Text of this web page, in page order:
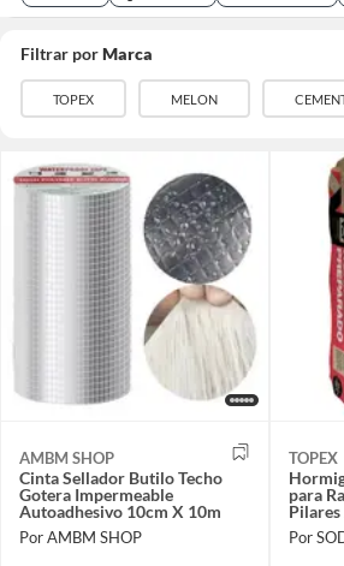
Filtrar porMarca
TOPEX MELON
AMBM SHOP
Cinta Sellador Butilo Techo
Gotera Impermeable
Autoadhesivo 10cm X 10m
Por AMBM SHOP
TOPEX
para
Por